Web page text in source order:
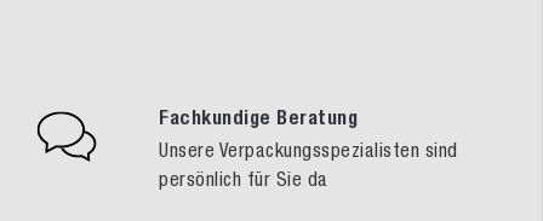
Fachkundige Beratung
Unsere Verpackungsspezialisten sind
persönlich für Sie da